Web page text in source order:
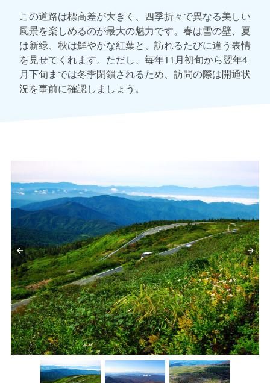
この道路は標高差が大きく、四季折々で異なる美しい
風景を楽しめるのが最大の魅力です。春は雪の壁、夏
は新緑、秋は鮮やかな紅葉と、訪れるたびに違う表情
を見せてくれます。ただし、毎年11月初旬から翌年4
月下旬までは冬季閉鎖されるため、訪問の際は開通状
況を事前に確認しましょう。